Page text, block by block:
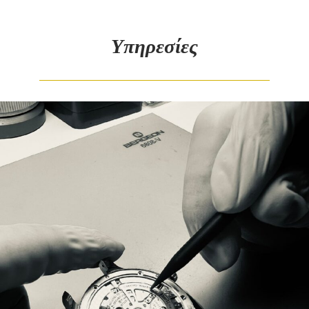
Υπηρεσίες